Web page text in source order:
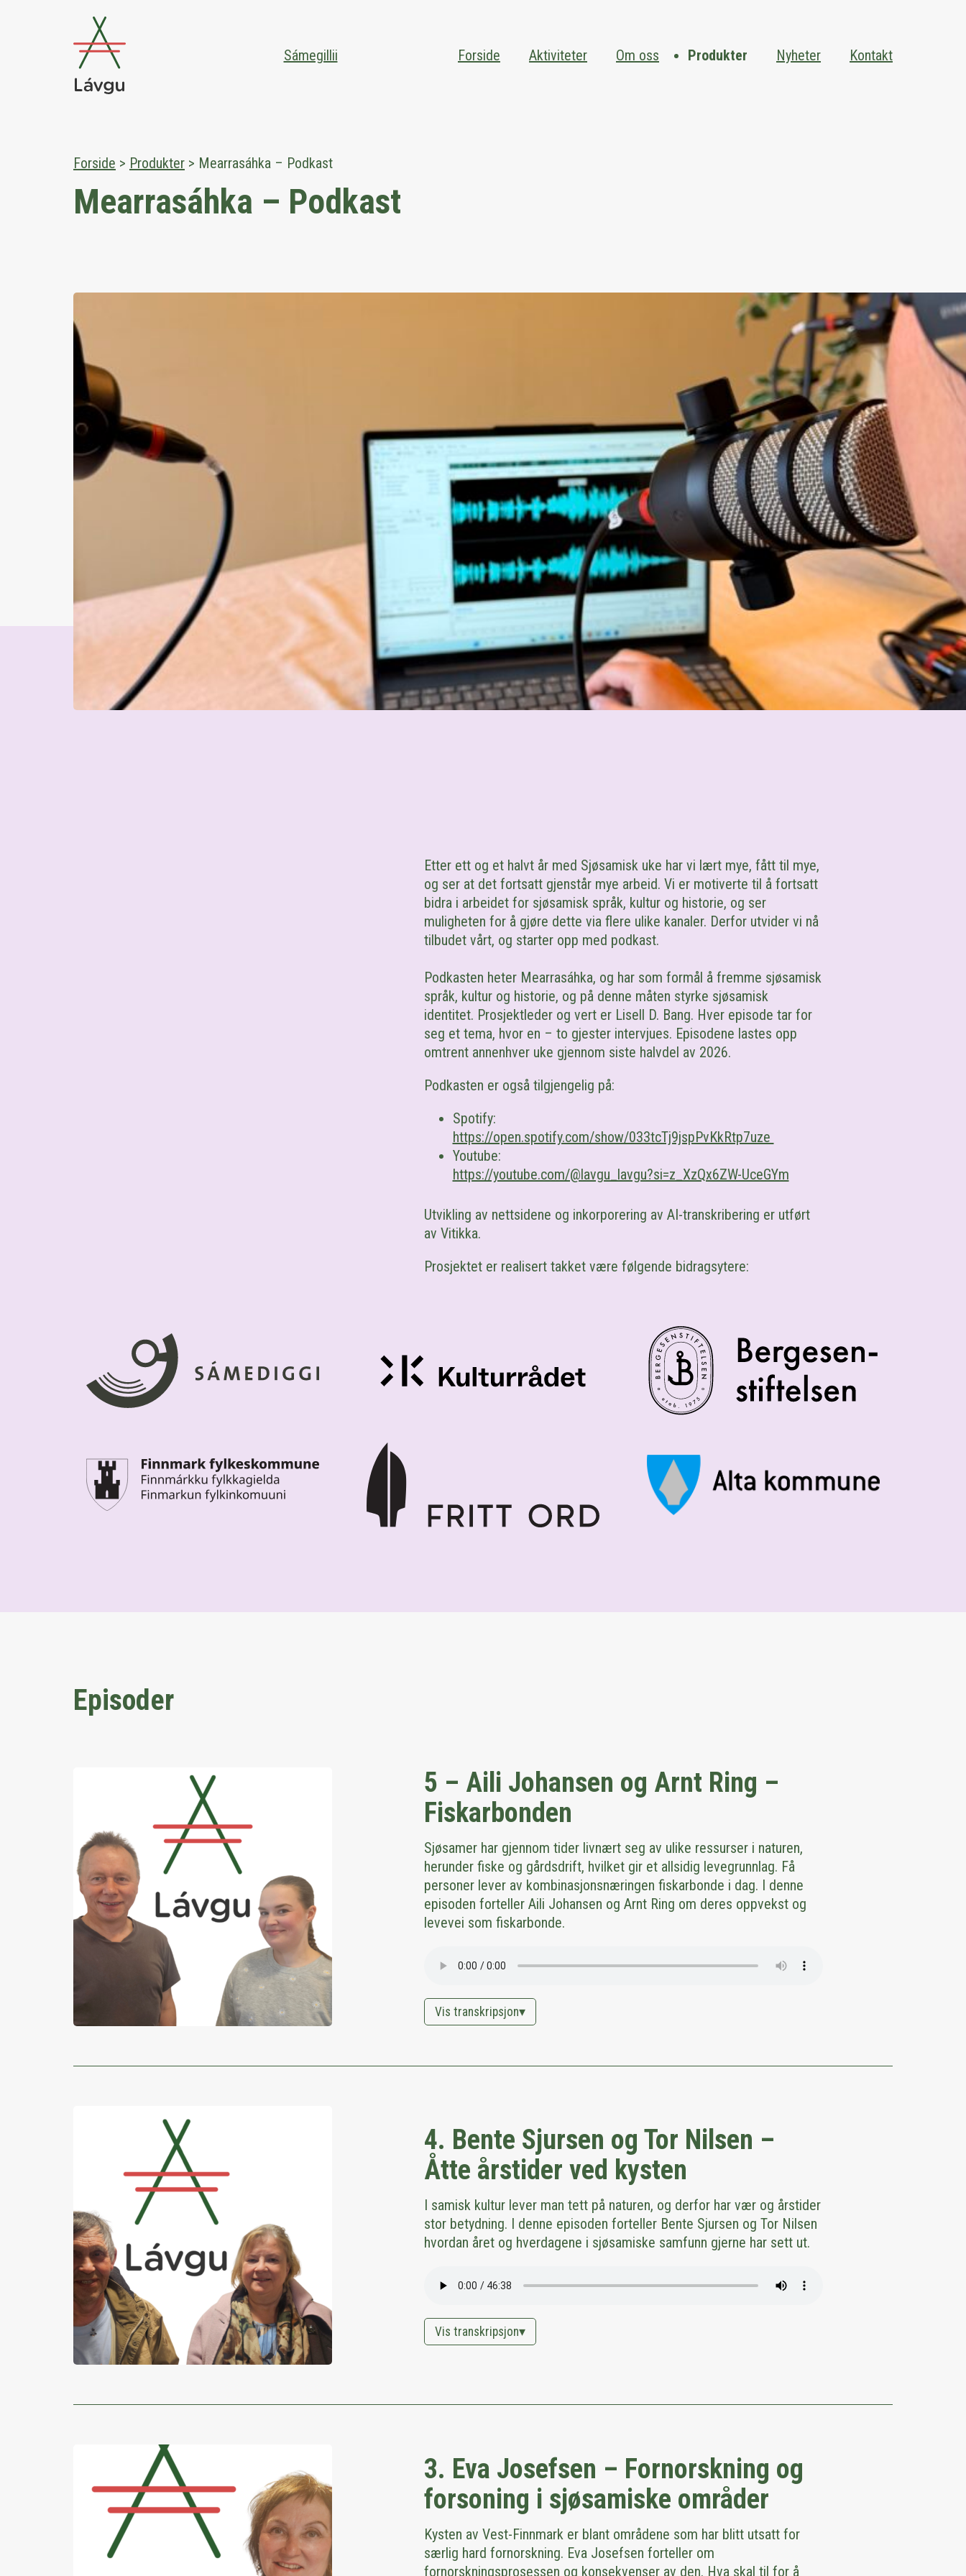
Sámegillii Forside Aktiviteter Om oss Produkter Nyheter Kontakt
Forside > Produkter > Mearrasáhka – Podkast
Mearrasáhka – Podkast
Etter ett og et halvt år med Sjøsamisk uke har vi lært mye, fått til mye,
og ser at det fortsatt gjenstår mye arbeid. Vi er motiverte til å fortsatt
bidra i arbeidet forsjøsamisk språk, kultur og historie, og ser
muligheten for å gjøre dette via flere ulike kanaler. Derfor utvider vi nå
tilbudet vårt, og starter opp med podkast.
Podkasten heter Mearrasáhka, og har som formål å fremme sjøsamisk
språk, kultur og historie, og på denne måten styrke sjøsamisk
identitet. Prosjektleder og vert er Lisell D. Bang. Hver episode tar for
seg et tema, hvor en – to gjester intervjues. Episodene lastes opp
omtrent annenhver uke gjennom siste halvdel av 2026.
Podkasten er også tilgjengelig på:
Spotify:
https://open.spotify.com/show/033tcTj9jspPvKkRtp7uze
Youtube:
https://youtube.com/@lavgu_lavgu?si=z_XzQx6ZW-UceGYm
Utvikling av nettsidene og inkorporering av AI-transkribering er utført
av Vitikka.
Prosjektet er realisert takket være følgende bidragsytere:
Episoder
5 – Aili Johansen og Arnt Ring –
Fiskarbonden
Sjøsamer har gjennom tider livnært seg av ulike ressurser i naturen,
herunder fiske og gårdsdrift, hvilket gir et allsidig levegrunnlag. Få
personer lever av kombinasjonsnæringen fiskarbonde i dag. I denne
episoden forteller Aili Johansen og Arnt Ring om deres oppvekst og
levevei som fiskarbonde.
Vis transkripsjon
4. Bente Sjursen og Tor Nilsen –
Åtte årstider ved kysten
I samisk kultur lever man tett på naturen, og derfor har vær og årstider
stor betydning. I denne episoden forteller Bente Sjursen og Tor Nilsen
hvordan året og hverdagene i sjøsamiske samfunn gjerne har sett ut.
Vis transkripsjon
3. Eva Josefsen – Fornorskning og
forsoning i sjøsamiske områder
Kysten av Vest-Finnmark er blant områdene som har blitt utsatt for
særlig hard fornorskning. Eva Josefsen forteller om
fornorskningsprosessen og konsekvenser av den. Hva skal til for å